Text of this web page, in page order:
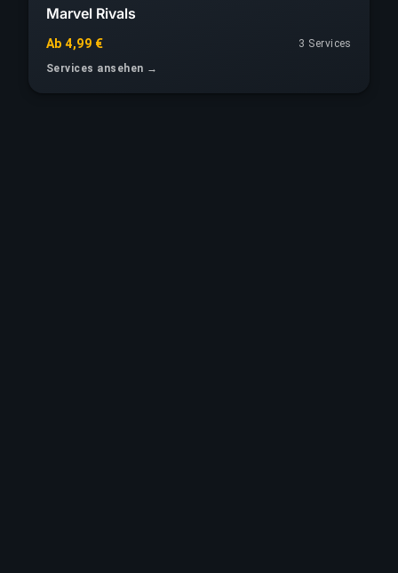
Marvel Rivals
Ab 4,99 €
3 Services
Services ansehen →